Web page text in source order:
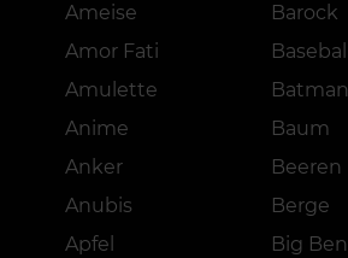
Ameise
Amor Fati
Amulette
Anime
Anker
Anubis
Apfel
Barock
Baseball
Batman
Baum
Beeren
Berge
Big Ben